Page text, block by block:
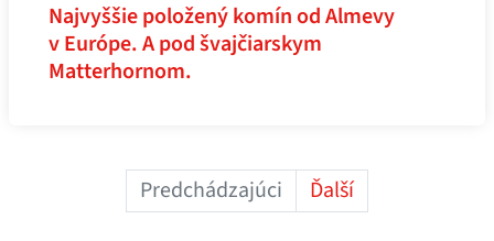
Najvyššie položený komín od Almevy
v Európe. A pod švajčiarskym
Matterhornom.
Predchádzajúci Ďalší